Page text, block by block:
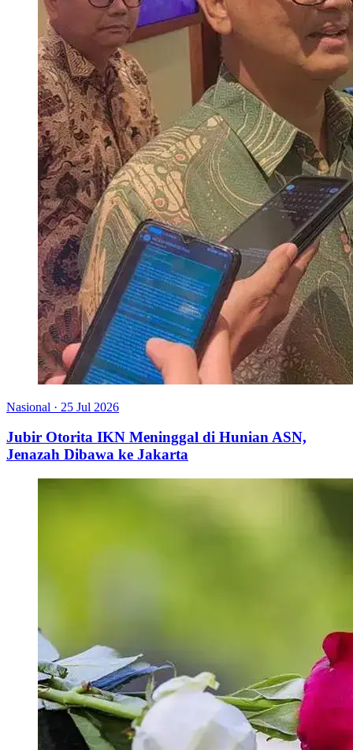
Nasional · 25 Jul 2026
Jubir Otorita IKN Meninggal di Hunian ASN,
Jenazah Dibawa ke Jakarta